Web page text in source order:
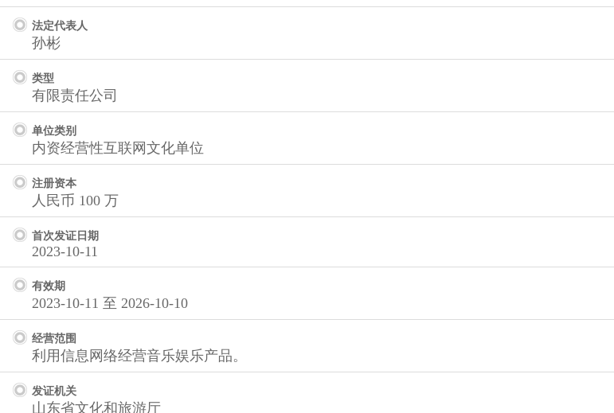
法定代表人
孙彬
类型
有限责任公司
单位类别
内资经营性互联网文化单位
注册资本
人民币 100 万
首次发证日期
2023-10-11
有效期
2023-10-11 至 2026-10-10
经营范围
利用信息网络经营音乐娱乐产品。
发证机关
山东省文化和旅游厅